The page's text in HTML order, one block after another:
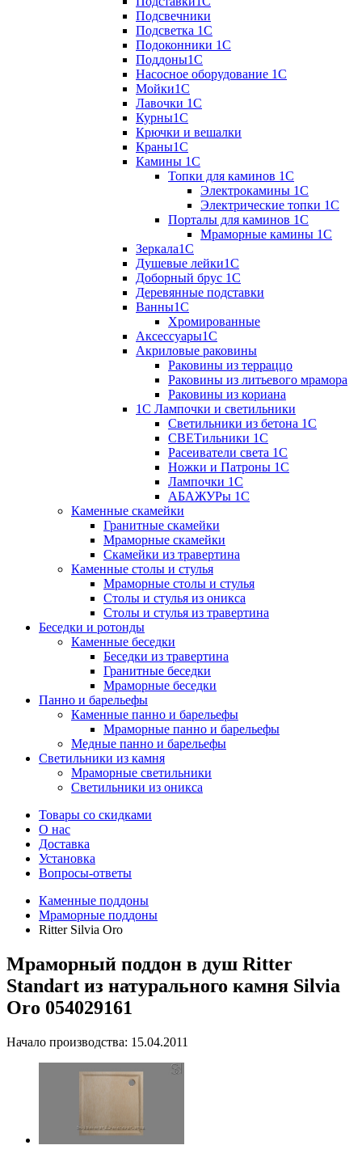
Подсвечники
Подсветка 1С
Подоконники 1С
Поддоны1С
Насосное оборудование 1С
Мойки1С
Лавочки 1С
Курны1С
Крючки и вешалки
Краны1С
Камины 1C
Топки для каминов 1C
Электрокамины 1С
Электрические топки 1C
Порталы для каминов 1С
Мраморные камины 1C
Зеркала1С
Душевые лейки1С
Доборный брус 1С
Деревянные подставки
Ванны1С
Хромированные
Аксессуары1С
Акриловые раковины
Раковины из терраццо
Раковины из литьевого мрамора
Раковины из кориана
1С Лампочки и светильники
Светильники из бетона 1С
СВЕТильники 1С
Расеиватели света 1С
Ножки и Патроны 1С
Лампочки 1С
АБАЖУРы 1С
Каменные скамейки
Гранитные скамейки
Мраморные скамейки
Скамейки из травертина
Каменные столы и стулья
Мраморные столы и стулья
Столы и стулья из оникса
Столы и стулья из травертина
Беседки и ротонды
Каменные беседки
Беседки из травертина
Гранитные беседки
Мраморные беседки
Панно и барельефы
Каменные панно и барельефы
Мраморные панно и барельефы
Медные панно и барельефы
Светильники из камня
Мраморные светильники
Светильники из оникса
Товары со скидками
О нас
Доставка
Установка
Вопросы-ответы
Каменные поддоны
Мраморные поддоны
Ritter Silvia Oro
Мраморный поддон в душ Ritter
Standart из натурального камня Silvia
Oro 054029161
Начало производства: 15.04.2011